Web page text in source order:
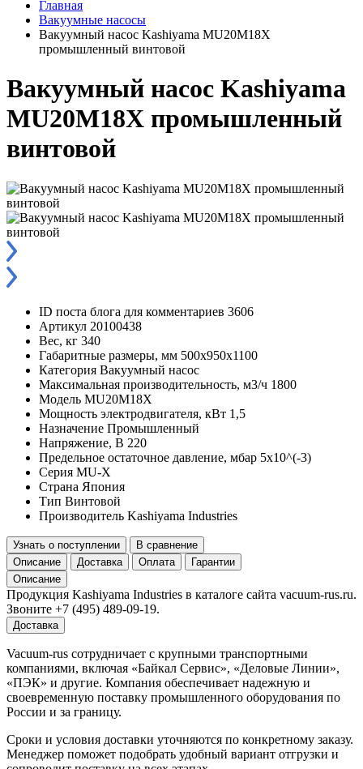
Главная
Вакуумные насосы
Вакуумный насос Kashiyama MU20M18X
промышленный винтовой
Вакуумный насос Kashiyama
MU20M18X промышленный
винтовой
ID поста блога для комментариев 3606
Артикул 20100438
Вес, кг 340
Габаритные размеры, мм 500x950x1100
Категория Вакуумный насос
Максимальная производительность, м3/ч 1800
Модель MU20M18X
Мощность электродвигателя, кВт 1,5
Назначение Промышленный
Напряжение, В 220
Предельное остаточное давление, мбар 5x10^(-3)
Серия MU-X
Страна Япония
Тип Винтовой
Производитель Kashiyama Industries
Узнать о поступлении
В сравнение
Описание
Доставка Оплата
Гарантии
Описание
Продукция Kashiyama Industries в каталоге сайта vacuum-rus.ru.
Звоните +7 (495) 489-09-19.
Доставка
Vacuum-rus сотрудничает с крупными транспортными
компаниями, включая «Байкал Сервис», «Деловые Линии»,
«ПЭК» и другие. Компания обеспечивает надежную и
своевременную поставку промышленного оборудования по
России и за границу.
Сроки и условия доставки уточняются по конкретному заказу.
Менеджер поможет подобрать удобный вариант отгрузки и